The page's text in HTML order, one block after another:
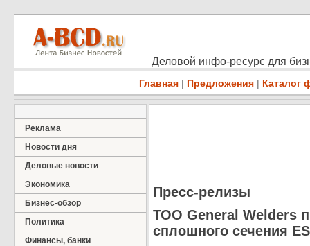
Деловой инфо-ресурс для
Главная | Предложения | Каталог
Реклама
Новости дня
Деловые новости
Экономика
Бизнес-обзор
Политика
Финансы, банки
Пресс-релизы
ТОО General Welders
сплошного сечения